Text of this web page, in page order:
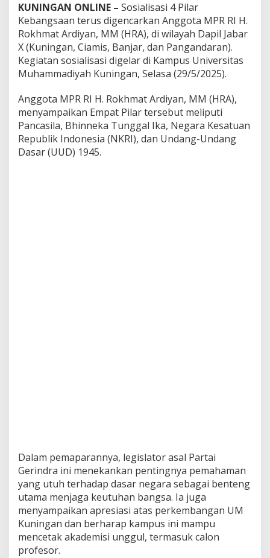
KUNINGAN ONLINE – Sosialisasi 4 Pilar
Kebangsaan terus digencarkan Anggota MPR RI H.
Rokhmat Ardiyan, MM (HRA), di wilayah Dapil Jabar
X (Kuningan, Ciamis, Banjar, dan Pangandaran).
Kegiatan sosialisasi digelar di Kampus Universitas
Muhammadiyah Kuningan, Selasa (29/5/2025).
Anggota MPR RI H. Rokhmat Ardiyan, MM (HRA),
menyampaikan Empat Pilar tersebut meliputi
Pancasila, Bhinneka Tunggal Ika, Negara Kesatuan
Republik Indonesia (NKRI), dan Undang-Undang
Dasar (UUD) 1945.
Dalam pemaparannya, legislator asal Partai
Gerindra ini menekankan pentingnya pemahaman
yang utuh terhadap dasar negara sebagai benteng
utama menjaga keutuhan bangsa. Ia juga
menyampaikan apresiasi atas perkembangan UM
Kuningan dan berharap kampus ini mampu
mencetak akademisi unggul, termasuk calon
profesor.